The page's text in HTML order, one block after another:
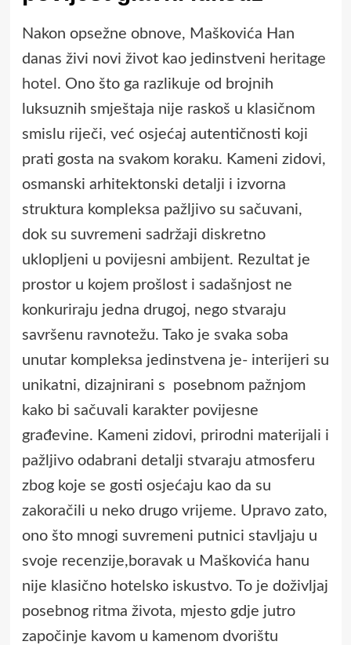
Nakon opsežne obnove, Maškovića Han
danas živi novi život kao jedinstveni heritage
hotel . Ono što ga razlikuje od brojnih
luksuznih smještaja nije raskoš u klasičnom
smislu riječi, već osjećaj autentičnosti koji
prati gosta na svakom koraku. Kameni zidovi,
osmanski arhitektonski detalji i izvorna
struktura kompleksa pažljivo su sačuvani,
dok su suvremeni sadržaji diskretno
uklopljeni u povijesni ambijent. Rezultat je
prostor u kojem prošlost i sadašnjost ne
konkuriraju jedna drugoj, nego stvaraju
savršenu ravnotežu. Tako je svaka soba
unutar kompleksa jedinstvena je- interijeri su
unikatni, dizajnirani s posebnom pažnjom
kako bi sačuvali karakter povijesne
građevine. Kameni zidovi, prirodni materijali i
pažljivo odabrani detalji stvaraju atmosferu
zbog koje se gosti osjećaju kao da su
zakoračili u neko drugo vrijeme. Upravo zato,
ono što mnogi suvremeni putnici stavljaju u
svoje recenzije,boravak u Maškovića hanu
nije klasično hotelsko iskustvo. To je doživljaj
posebnog ritma života, mjesto gdje jutro
započinje kavom u kamenom dvorištu